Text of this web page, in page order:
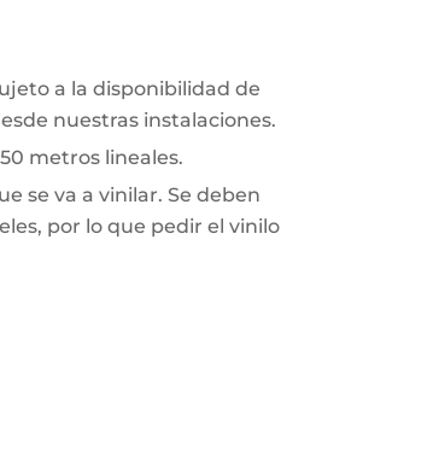
a la disponibilidad de
nuestras instalaciones.
metros lineales.
se va a vinilar. Se deben
por lo que pedir el vinilo